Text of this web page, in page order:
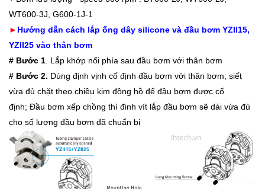
WT600-3J, G600-1J-1
► Hướng dẫn cách lắp ống dây silicone và đầu bơm YZII15,
YZII25 vào thân bơm
# Bước 1 . Lắp khớp nối phía sau đầu bơm với thân bơm
# Bước 2. Dùng định vịnh cố định đầu bơm với thân bơm; siết
vừa đủ chặt theo chiều kim đồng hồ để đầu bơm được cố
định; Đầu bơm xếp chồng thì đinh vít lắp đầu bơm sẽ dài vừa đủ
cho số lượng đầu bơm đã chuẩn bị